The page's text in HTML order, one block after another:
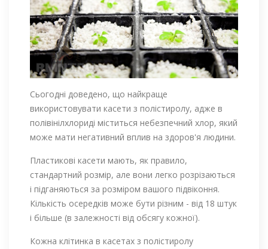
Сьогодні доведено, що найкраще
використовувати касети з полістиролу, адже в
полівінілхлориді міститься небезпечний хлор, який
може мати негативний вплив на здоров'я людини.
Пластикові касети мають, як правило,
стандартний розмір, але вони легко розрізаються
і підганяються за розміром вашого підвіконня.
Кількість осередків може бути різним - від 18 штук
і більше (в залежності від обсягу кожної).
Кожна клітинка в касетах з полістиролу